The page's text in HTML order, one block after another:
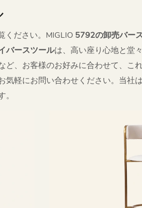
ください。MIGLIO 5792の卸売バー
バースツールは、高い座り心地と堂
、お客様のお好みに合わせて、こ
軽にお問い合わせください。当社